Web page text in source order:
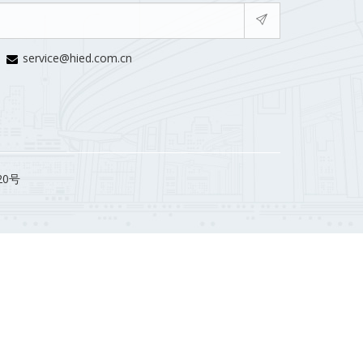
service@hied.com.cn
号